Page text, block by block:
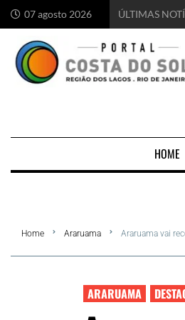
07 agosto 2026 ÚLTIMAS
HOME
Home Araruama Araruama vai
ARARUAMA